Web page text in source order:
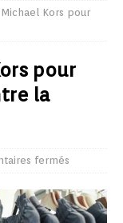
Kors pour
pour
la
fermés